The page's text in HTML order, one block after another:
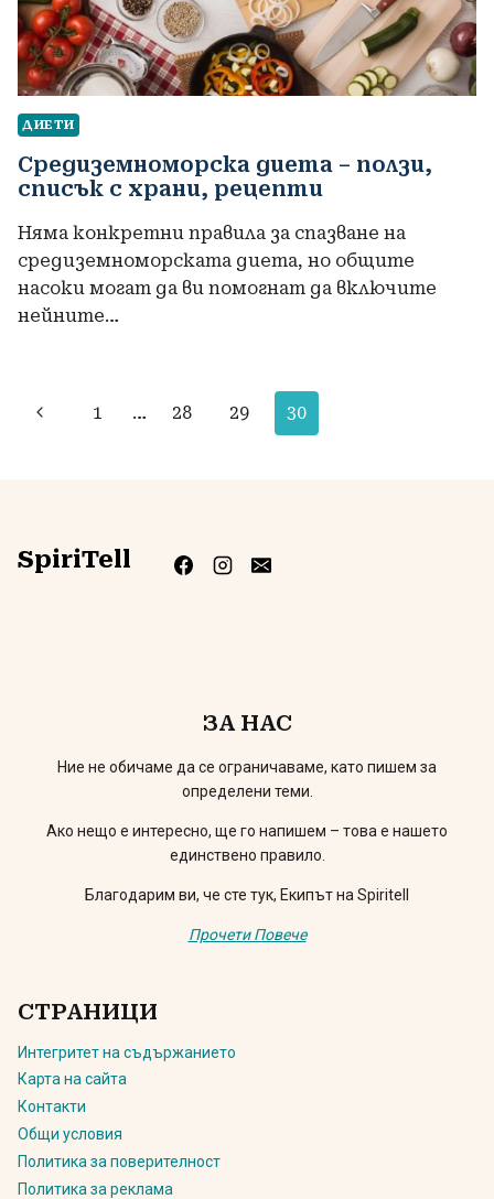
ДИЕТИ
Средиземноморска диета – ползи,
списък с храни, рецепти
Няма конкретни правила за спазване на
средиземноморската диета, но общите
насоки могат да ви помогнат да включите
нейните…
Навигация
Предишна
1 … 28 29 30
SpiriTell
ЗА НАС
Ние не обичаме да се ограничаваме, като пишем за
определени теми.
Ако нещо е интересно, ще го напишем – това е нашето
единствено правило.
Благодарим ви, че сте тук, Екипът на Spiritell
Прочети Повече
СТРАНИЦИ
Интегритет на съдържанието
Карта на сайта
Контакти
Общи условия
Политика за поверителност
Политика за реклама